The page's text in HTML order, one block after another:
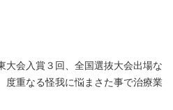
大会入賞３回、全国選抜大会出場な
度重なる怪我に悩まさた事で治療業